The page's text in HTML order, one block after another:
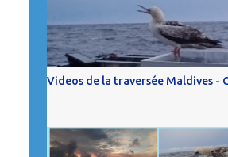
Videos de la traversée Maldives -